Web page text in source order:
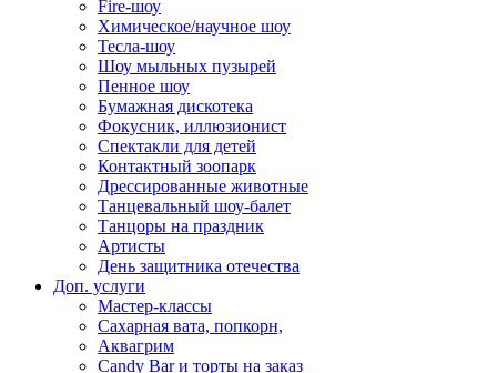
Fire-шоу
Химическое/научное шоу
Тесла-шоу
Шоу мыльных пузырей
Пенное шоу
Бумажная дискотека
Фокусник, иллюзионист
Спектакли для детей
Контактный зоопарк
Дрессированные животные
Танцевальный шоу-балет
Танцоры на праздник
Артисты
День защитника отечества
Доп. услуги
Мастер-классы
Сахарная вата, попкорн,
Аквагрим
Candy Bar и торты на заказ